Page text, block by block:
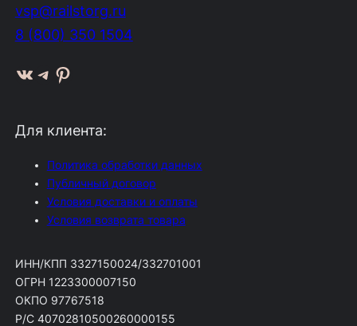
vsp@railstorg.ru
8 (800) 350 1504
ВКонтакте Telegram Pinterest
Для клиента:
Политика обработки данных
Публичный договор
Условия доставки и оплаты
Условия возврата товара
ИНН/КПП 3327150024/332701001
ОГРН 1223300007150
ОКПО 97767518
Р/С 40702810500260000155